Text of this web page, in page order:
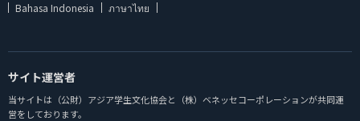
Bahasa Indonesia
ภาษาไทย
サイト運営者
当サイトは（公財）アジア学生文化協会と（株）ベネッセコーポレーションが共同運
営をしております。